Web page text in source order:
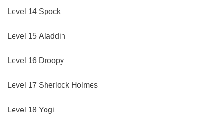
Level 14 Spock
Level 15 Aladdin
Level 16 Droopy
Level 17 Sherlock Holmes
Level 18 Yogi